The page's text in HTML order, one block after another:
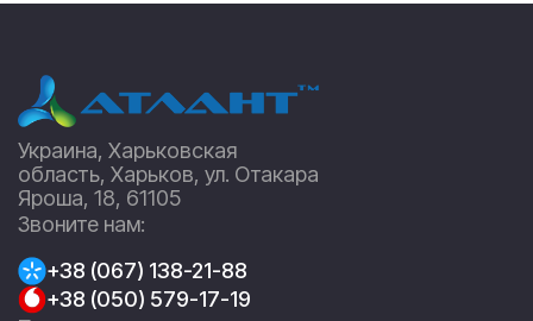
Украина, Харьковская
область, Харьков, ул. Отакара
Яроша, 18, 61105
Звоните нам:
+38 (067) 138-21-88
+38 (050) 579-17-19